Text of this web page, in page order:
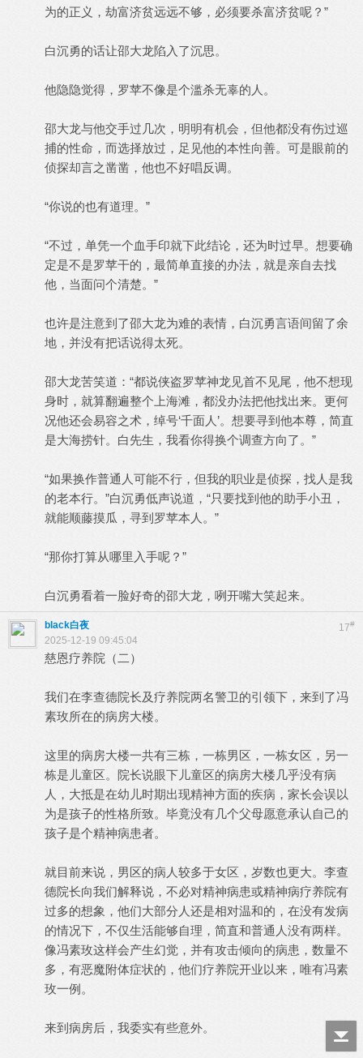
为的正义，劫富济贫远远不够，必须要杀富济贫呢？”
白沉勇的话让邵大龙陷入了沉思。
他隐隐觉得，罗苹不像是个滥杀无辜的人。
邵大龙与他交手过几次，明明有机会，但他都没有伤过巡
捕的性命，而选择放过，足见他的本性向善。可是眼前的
侦探却言之凿凿，他也不好唱反调。
“你说的也有道理。”
“不过，单凭一个血手印就下此结论，还为时过早。想要确
定是不是罗苹干的，最简单直接的办法，就是亲自去找
他，当面问个清楚。”
也许是注意到了邵大龙为难的表情，白沉勇言语间留了余
地，并没有把话说得太死。
邵大龙苦笑道：“都说侠盗罗苹神龙见首不见尾，他不想现
身时，就算翻遍整个上海滩，都没办法把他找出来。更何
况他还会易容之术，绰号‘千面人’。想要寻到他本尊，简直
是大海捞针。白先生，我看你得换个调查方向了。”
“如果换作普通人可能不行，但我的职业是侦探，找人是我
的老本行。”白沉勇低声说道，“只要找到他的助手小丑，
就能顺藤摸瓜，寻到罗苹本人。”
“那你打算从哪里入手呢？”
白沉勇看着一脸好奇的邵大龙，咧开嘴大笑起来。
17#
black白夜
2025-12-19 09:45:04
慈恩疗养院（二）
我们在李查德院长及疗养院两名警卫的引领下，来到了冯
素玫所在的病房大楼。
这里的病房大楼一共有三栋，一栋男区，一栋女区，另一
栋是儿童区。院长说眼下儿童区的病房大楼几乎没有病
人，大抵是在幼儿时期出现精神方面的疾病，家长会误以
为是孩子的性格所致。毕竟没有几个父母愿意承认自己的
孩子是个精神病患者。
就目前来说，男区的病人较多于女区，岁数也更大。李查
德院长向我们解释说，不必对精神病患或精神病疗养院有
过多的想象，他们大部分人还是相对温和的，在没有发病
的情况下，不仅生活能够自理，简直和普通人没有两样。
像冯素玫这样会产生幻觉，并有攻击倾向的病患，数量不
多，有恶魔附体症状的，他们疗养院开业以来，唯有冯素
玫一例。
来到病房后，我委实有些意外。